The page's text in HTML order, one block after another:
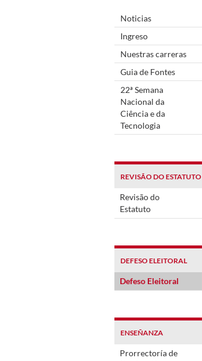
Noticias
Ingreso
Nuestras carreras
Guia de Fontes
22ª Semana
Nacional da
Ciência e da
Tecnologia
REVISÃO DO ESTATUTO
Revisão do
Estatuto
DEFESO ELEITORAL
Defeso Eleitoral
ENSEÑANZA
Prorrectoría de